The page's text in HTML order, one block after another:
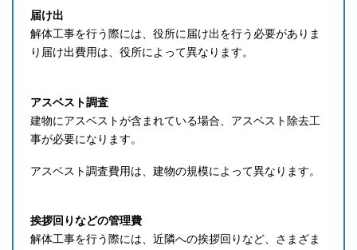
届け出
解体工事を行う際には、役所に届け出を行う必要がありま
り届け出費用は、役所によって異なります。
アスベスト調査
建物にアスベストが含まれている場合、アスベスト除去工
事が必要になります。
アスベスト調査費用は、建物の規模によって異なります。
挨拶回りなどの管理費
解体工事を行う際には、近隣への挨拶回りなど、さまざま